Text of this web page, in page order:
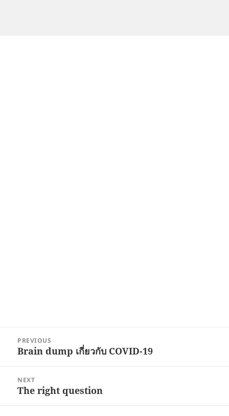
navigation
PREVIOUS
Previous
Brain dump เกี่ยวกับ COVID-19
NEXT
Next
The right question